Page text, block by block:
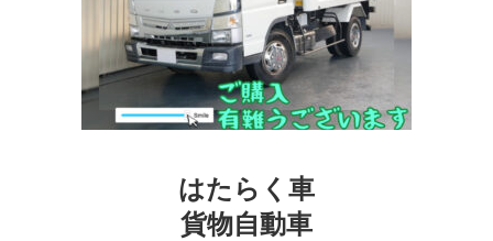
はたらく車
貨物自動車